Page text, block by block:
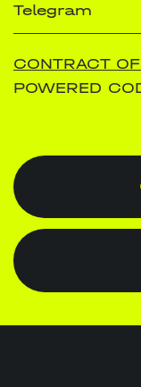
Telegram
CONTRACT
POWERED